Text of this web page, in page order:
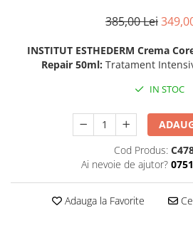
Sensitive
FILLMED SKIN PERFUSION
MEDIDERMA
SKINBETTER
385,00 Lei
INSTITUT ESTHEDERM Crema
Repair 50ml: Tratament
IN STOC
Cod Produs:
Ai nevoie de ajutor?
Adauga la Favorite